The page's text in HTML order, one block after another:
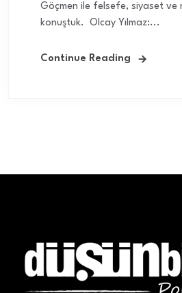
Göçmen ile felsefe, siyaset ve
konuştuk. Olcay Yılmaz:...
Continue Reading